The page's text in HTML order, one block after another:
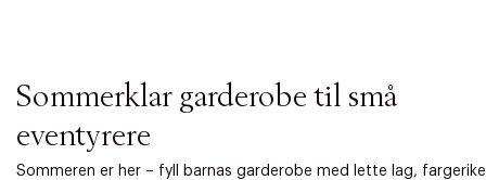
Sommerklar garderobe til små
eventyrere
Sommeren er her – fyll barnas garderobe med lette lag, fargerike